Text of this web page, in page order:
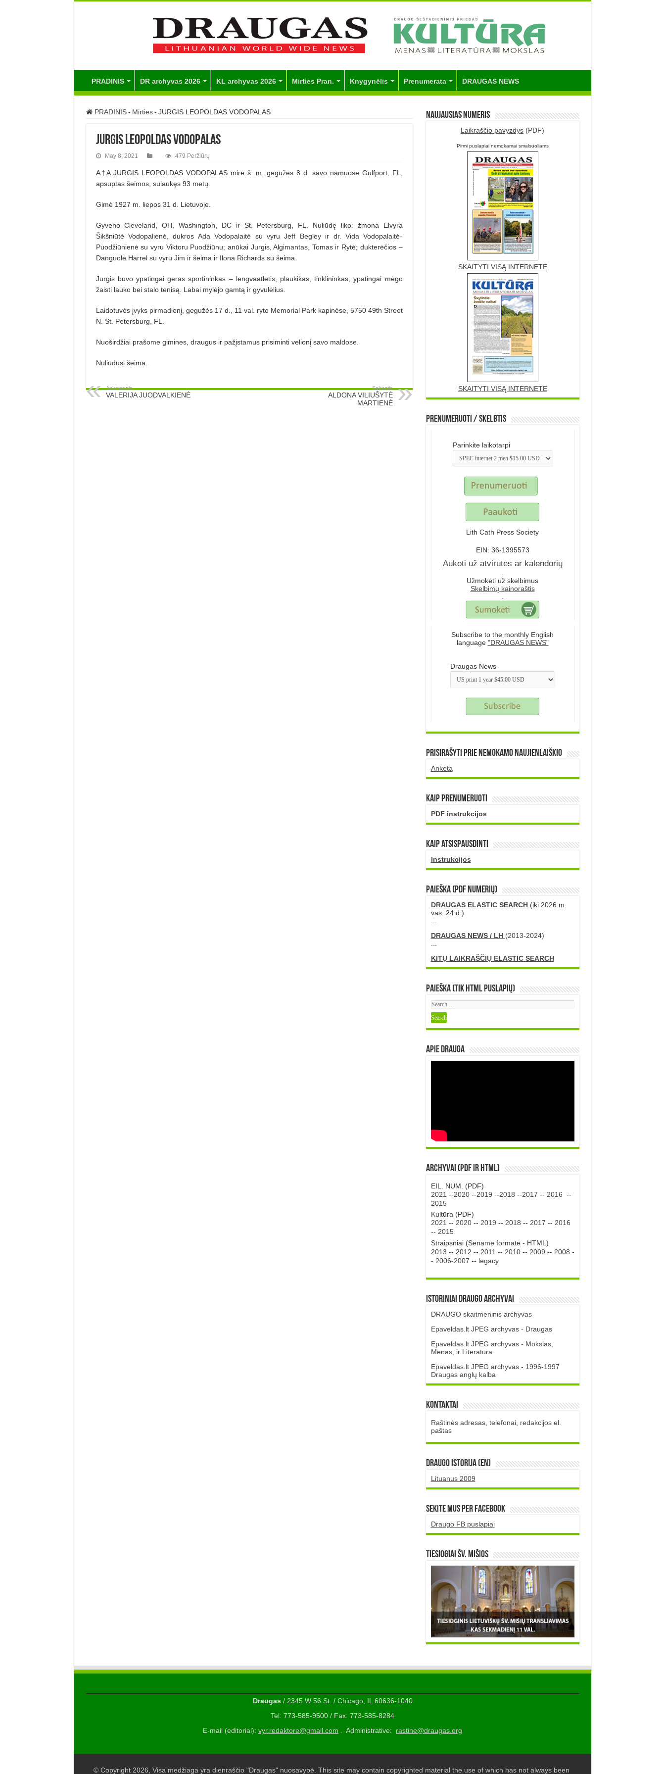
PRADINIS DR archyvas 2026 KL archyvas 2026 Mirties Pran. Knygynėlis Prenumerata DRAUGAS NEWS
PRADINIS - Mirties - JURGIS LEOPOLDAS VODOPALAS
JURGIS LEOPOLDAS VODOPALAS
May 8, 2021 479 Peržiūrų
A†A JURGIS LEOPOLDAS VODOPALAS mirė š. m. gegužės 8 d. savo namuose Gulfport, FL,
apsuptas šeimos, sulaukęs 93 metų.
Gimė 1927 m. liepos 31 d. Lietuvoje.
Gyveno Cleveland, OH, Washington, DC ir St. Petersburg, FL. Nuliūdę liko: žmona Elvyra
Šikšniūtė Vodopalienė, dukros Ada Vodopalaitė su vyru Jeff Begley ir dr. Vida Vodopalaitė-
Puodžiūnienė su vyru Viktoru Puodžiūnu; anūkai Jurgis, Algimantas, Tomas ir Rytė; dukterėčios –
Danguolė Harrel su vyru Jim ir šeima ir Ilona Richards su šeima.
Jurgis buvo ypatingai geras sportininkas – lengvaatletis, plaukikas, tinklininkas, ypatingai mėgo
žaisti lauko bei stalo tenisą. Labai mylėjo gamtą ir gyvulėlius.
Laidotuvės įvyks pirmadienį, gegužės 17 d., 11 val. ryto Memorial Park kapinėse, 5750 49th Street
N. St. Petersburg, FL.
Nuoširdžiai prašome gimines, draugus ir pažįstamus prisiminti velionį savo maldose.
Nuliūdusi šeima.
Ankstesnis
VALERIJA JUODVALKIENĖ
Sekantis
ALDONA VILIUŠYTĖ
MARTIENĖ
Naujausias numeris
Laikraščio pavyzdys (PDF)
Pirmi puslapiai nemokamai smalsuoliams
SKAITYTI VISĄ INTERNETE
SKAITYTI VISĄ INTERNETE
Prenumeruoti / Skelbtis
Parinkite laikotarpi
Lith Cath Press Society
EIN: 36-1395573
Aukoti už atvirutes ar kalendorių
.
Užmokėti už skelbimus
Skelbimų kainoraštis
.
Subscribe to the monthly English
language "DRAUGAS NEWS"
Draugas News
Prisirašyti prie nemokamo naujienlaiškio
Anketa
Kaip prenumeruoti
PDF instrukcijos
Kaip atsispausdinti
Instrukcijos
PAIEŠKA (PDF numerių)
DRAUGAS ELASTIC SEARCH(iki 2026 m.
vas. 24 d.)
...
DRAUGAS NEWS / LH (2013-2024)
...
KITŲ LAIKRAŠČIŲ ELASTIC SEARCH
Paieška (tik HTML puslapių)
Apie DRAUGA
Archyvai (PDF ir HTML)
EIL. NUM. (PDF)
2021 --2020--2019 --2018 --2017 -- 2016 --
2015
Kultūra (PDF)
2021 -- 2020-- 2019 -- 2018 -- 2017 -- 2016
-- 2015
Straipsniai (Sename formate - HTML)
2013 -- 2012 -- 2011 -- 2010-- 2009 -- 2008 -
- 2006-2007 -- legacy
Istoriniai DRAUGO Archyvai
DRAUGO skaitmeninis archyvas
Epaveldas.lt JPEG archyvas - Draugas
Epaveldas.lt JPEG archyvas - Mokslas,
Menas, ir Literatūra
Epaveldas.lt JPEG archyvas - 1996-1997
Draugas anglų kalba
Kontaktai
Raštinės adresas, telefonai, redakcijos el.
paštas
DRAUGO istorija (EN)
Lituanus 2009
Sekite mus per Facebook
Draugo FB puslapiai
TIESIOGIAI šv. MIŠIOS
Draugas/ 2345 W 56 St. / Chicago, IL 60636-1040
Tel: 773-585-9500 / Fax: 773-585-8284
E-mail (editorial): vyr.redaktore@gmail.com . Administrative: rastine@draugas.org
© Copyright 2026, Visa medžiaga yra dienraščio "Draugas" nuosavybė. This site may contain copyrighted material the use of which has not always been